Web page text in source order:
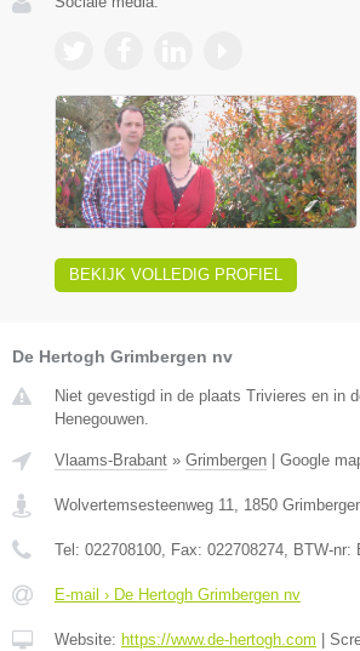
BEKIJK VOLLEDIG PROFIEL
De Hertogh Grimbergen nv
Niet gevestigd in de plaats Trivieres en in
Henegouwen.
Vlaams-Brabant » Grimbergen Google
Wolvertemsesteenweg 11 1850
Tel: 022708100 , Fax: 022708274 , BTW-nr:
E-mail › De Hertogh Grimbergen nv
Website: https://www.de-hertogh.com